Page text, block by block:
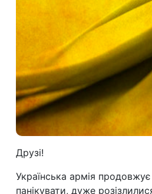
Друзі!
Українська армія
панікувати, дуже